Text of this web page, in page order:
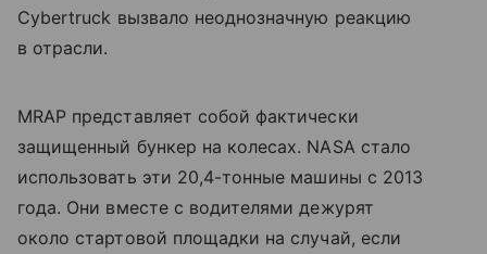
Cybertruck вызвало неоднозначную реакцию
в отрасли.
MRAP представляет собой фактически
защищенный бункер на колесах. NASA стало
использовать эти 20,4-тонные машины с 2013
года. Они вместе с водителями дежурят
около стартовой площадки на случай, если